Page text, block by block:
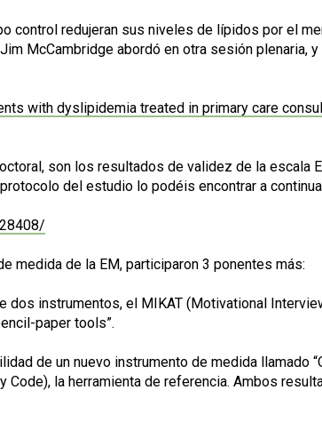
control redujeran sus niveles de lípidos por el
McCambridge abordó en otra sesión plenaria,
with dyslipidemia treated in primary care
son los resultados de validez de la escala
del estudio lo podéis encontrar a
medida de la EM, participaron 3 ponentes más:
instrumentos, el MIKAT (Motivational
paper tools”.
de un nuevo instrumento de medida llamado
la herramienta de referencia. Ambos